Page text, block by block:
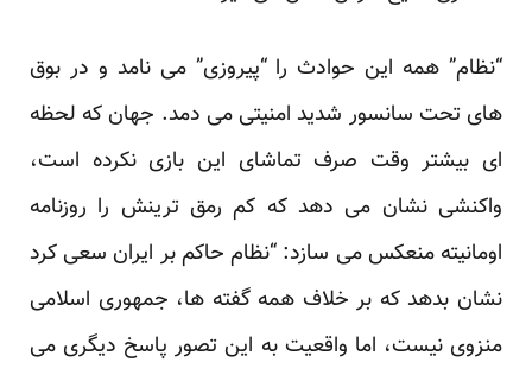
“نظام” همه این حوادث را “پیروزی” می نامد و در بوق
های تحت سانسور شدید امنیتی می دمد. جهان که لحظه
ای بیشتر وقت صرف تماشای این بازی نکرده است،
واکنشی نشان می دهد که کم رمق ترینش را روزنامه
اومانیته منعکس می سازد: “نظام حاکم بر ایران سعی کرد
نشان بدهد که بر خلاف همه گفته ها، جمهوری اسلامی
منزوی نیست، اما واقعیت به این تصور پاسخ دیگری می